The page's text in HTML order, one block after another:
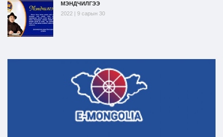
МЭНДЧИЛГЭЭ
2022 | 9 сарын 30